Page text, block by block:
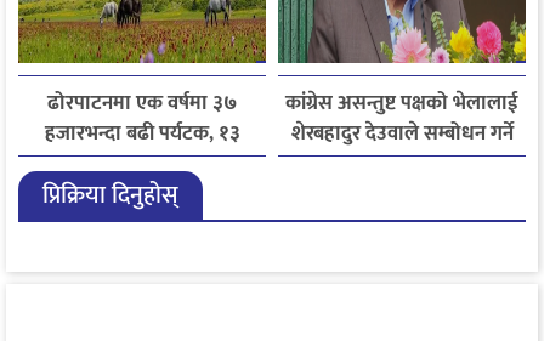
ढोरपाटनमा एक वर्षमा ३७
हजारभन्दा बढी पर्यटक, १३
हजारले बढ्यो आगमन
कांग्रेस असन्तुष्ट पक्षको भेलालाई
शेरबहादुर देउवाले सम्बोधन गर्ने
प्रिक्रिया दिनुहोस्